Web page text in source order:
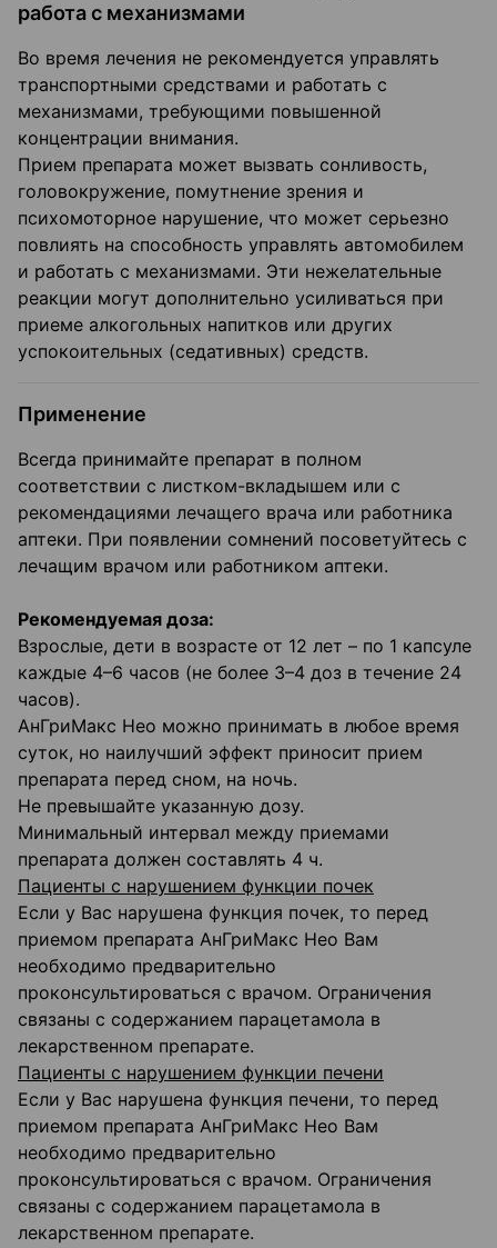
работа с механизмами
Во время лечения не рекомендуется управлять
транспортными средствами и работать с
механизмами, требующими повышенной
концентрации внимания.
Прием препарата может вызвать сонливость,
головокружение, помутнение зрения и
психомоторное нарушение, что может серьезно
повлиять на способность управлять автомобилем
и работать с механизмами. Эти нежелательные
реакции могут дополнительно усиливаться при
приеме алкогольных напитков или других
успокоительных (седативных) средств.
Применение
Всегда принимайте препарат в полном
соответствии с листком-вкладышем или с
рекомендациями лечащего врача или работника
аптеки. При появлении сомнений посоветуйтесь с
лечащим врачом или работником аптеки.
Рекомендуемая доза:
Взрослые, дети в возрасте от 12 лет – по 1 капсуле
каждые 4–6 часов (не более 3–4 доз в течение 24
часов).
АнГриМакс Нео можно принимать в любое время
суток, но наилучший эффект приносит прием
препарата перед сном, на ночь.
Не превышайте указанную дозу.
Минимальный интервал между приемами
препарата должен составлять 4 ч.
Пациенты с нарушением функции почек
Если у Вас нарушена функция почек, то перед
приемом препарата АнГриМакс Нео Вам
необходимо предварительно
проконсультироваться с врачом. Ограничения
связаны с содержанием парацетамола в
лекарственном препарате.
Пациенты с нарушением функции печени
Если у Вас нарушена функция печени, то перед
приемом препарата АнГриМакс Нео Вам
необходимо предварительно
проконсультироваться с врачом. Ограничения
связаны с содержанием парацетамола в
лекарственном препарате.